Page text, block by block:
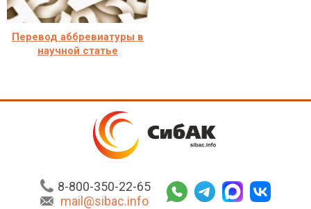
Перевод аббревиатуры в
научной статье
8-800-350-22-65
mail@sibac.info